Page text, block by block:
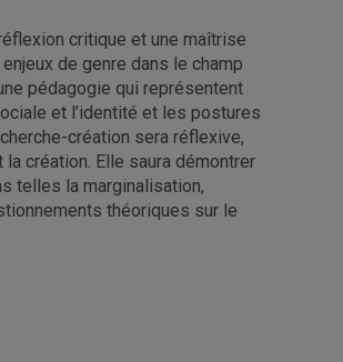
critique et une maîtrise
de genre dans le champ
pédagogie qui représentent
et l’identité et les postures
création sera réflexive,
création. Elle saura démontrer
telles la marginalisation,
théoriques sur le